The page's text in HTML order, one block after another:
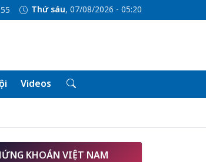
Thứ sáu, 07/08/2026 - 05:20
Videos
KHOÁN VIỆT NAM